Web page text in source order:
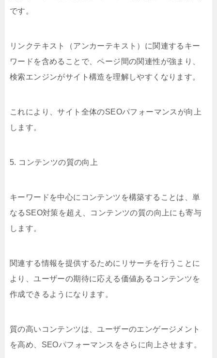
です。
リンクテキスト（アンカーテキスト）に関連するキー
ワードを含めることで、ページ間の関連性が強まり、
検索エンジンがサイト構造を理解しやすくなります。
これにより、サイト全体のSEOパフォーマンスが向上
します。
5. コンテンツの質の向上
キーワードを中心にコンテンツを構築することは、単
なるSEO対策を超え、コンテンツの質の向上にも寄与
します。
関連する情報を提供するためにリサーチを行うことに
より、ユーザーの期待に応える価値あるコンテンツを
作成できるようになります。
質の高いコンテンツは、ユーザーのエンゲージメント
を高め、SEOパフォーマンスをさらに向上させます。